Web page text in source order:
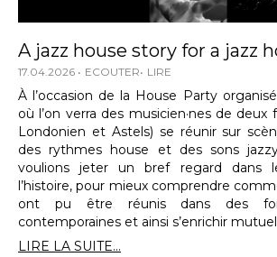
A jazz house story for a jazz
17.04.2026 ECOUTER LIRE
À l’occasion de la House Party
où l’on verra des musicien·nes de deux
Londonien et Astels) se réunir sur
des rythmes house et des sons
voulions jeter un bref regard dans
l’histoire, pour mieux comprendre
ont pu être réunis dans des
contemporaines et ainsi s’enrichir
LIRE LA SUITE...